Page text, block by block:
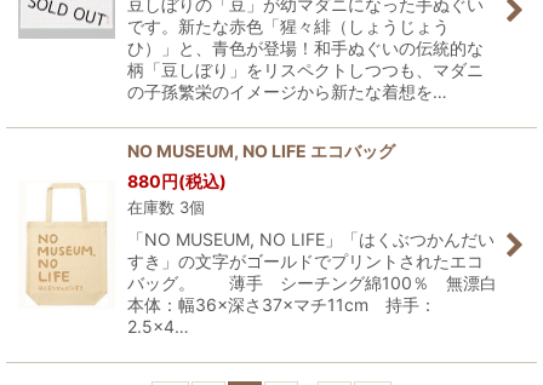
豆しぼりの「豆」が幼マダニになった手ぬぐい
です。新たな赤色「猩々緋（しょうじょう
ひ）」と、青色が登場！和手ぬぐいの伝統的な
柄「豆しぼり」をリスペクトしつつも、マダニ
の子孫繁栄のイメージから新たな着想を…
NO MUSEUM, NO LIFE エコバッグ
880円(税込)
在庫数 3個
「NO MUSEUM, NO LIFE」「はくぶつかんだい
すき」の文字がゴールドでプリントされたエコ
バッグ。 薄手 シーチング綿100％ 無漂白
本体：幅36×深さ37×マチ11cm 持手：
2.5×4…